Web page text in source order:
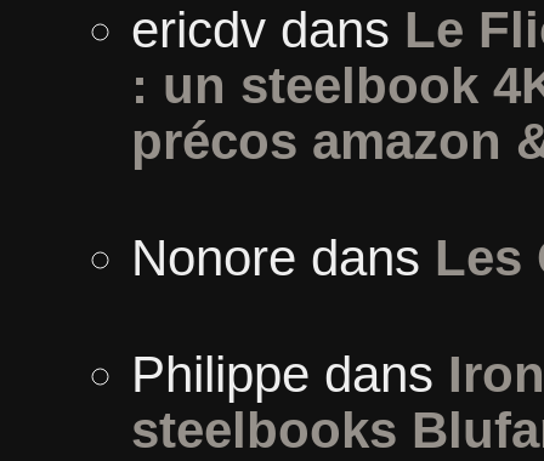
ericdvdans Le
: un steelbook
précos amazon
Nonore dans Les
Philippe dans
steelbooks